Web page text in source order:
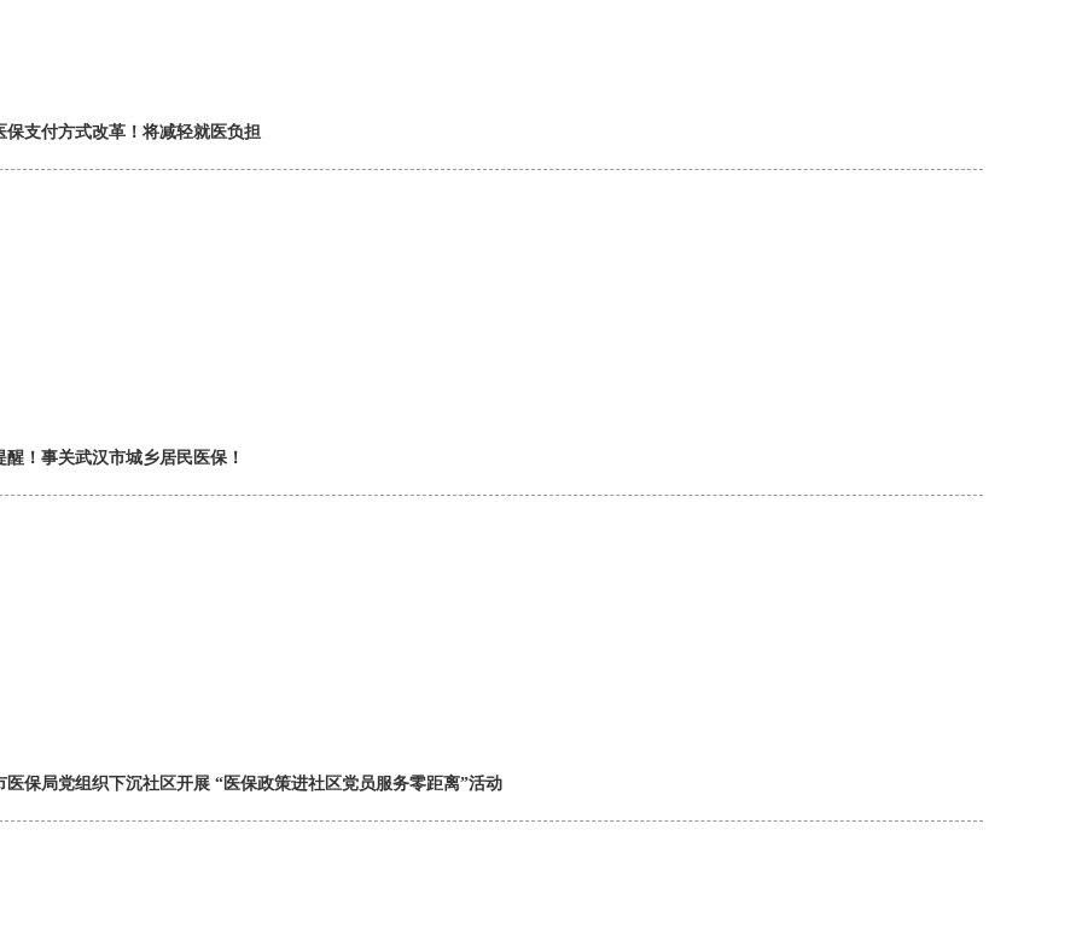
保支付方式改革！将减轻就医负担
醒！事关武汉市城乡居民医保！
医保局党组织下沉社区开展 “医保政策进社区党员服务零距离”活动